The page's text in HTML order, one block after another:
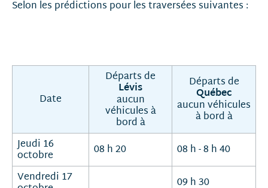
Selon les prédictions pour les traversées suivantes :
Date
Départs de
Lévis
aucun
véhicules à
bord à
Départs de
Québec
aucun véhicules
à bord à
Jeudi 16
octobre 08 h 20
08 h - 8 h 40
Vendredi 17
09 h 30